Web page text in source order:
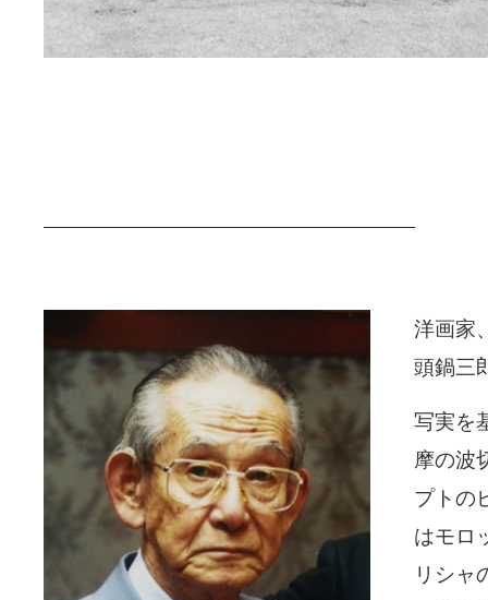
洋画家
頭鍋三
写実を
摩の波
プトの
はモロ
リシャ